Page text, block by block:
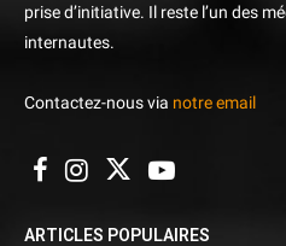
prise d’initiative. Il reste l’un des
internautes.
Contactez-nous via notre email
ARTICLES POPULAIRES